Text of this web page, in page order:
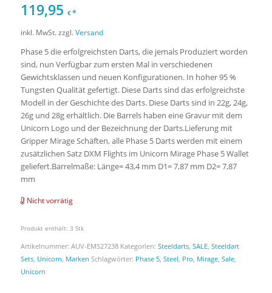
119,95 €*
inkl. MwSt. zzgl.Versand
Phase 5 die erfolgreichsten Darts, die jemals Produziert worden
sind, nun Verfügbar zum ersten Mal in verschiedenen
Gewichtsklassen und neuen Konfigurationen. In hoher 95 %
Tungsten Qualität gefertigt. Diese Darts sind das erfolgreichste
Modell in der Geschichte des Darts. Diese Darts sind in 22g, 24g,
26g und 28g erhältlich. Die Barrels haben eine Gravur mit dem
Unicorn Logo und der Bezeichnung der Darts.Lieferung mit
Gripper Mirage Schäften, alle Phase 5 Darts werden mit einem
zusätzlichen Satz DXM Flights im Unicorn Mirage Phase 5 Wallet
geliefert.Barrelmaße: Länge= 43,4 mm D1= 7,87 mm D2= 7,87
mm
Nicht vorrätig
Produkt enthält: 3 Stk
Artikelnummer: AUV-EMS27238 Kategorien: Steeldarts, SALE, Steeldart
Sets, Unicorn Marken Schlagwörter: Phase 5, Steel Pro Mirage, Sale,
Unicorn